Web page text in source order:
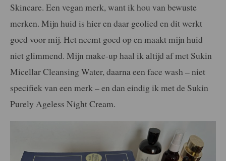
Skincare. Een vegan merk, want ik hou van bewuste
merken. Mijn huid is hier en daar geolied en dit werkt
goed voor mij. Het neemt goed op en maakt mijn huid
niet glimmend. Mijn make-up haal ik altijd af met Sukin
Micellar Cleansing Water, daarna een face wash – niet
specifiek van een merk – en dan eindig ik met de Sukin
Purely Ageless Night Cream.